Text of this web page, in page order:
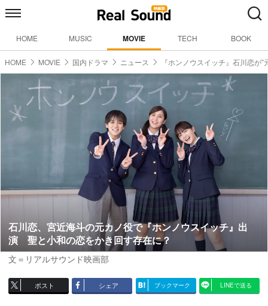
HOME MUSIC MOVIE TECH BOOK
HOME MOVIE 国内ドラマ ニュース 『ホンノウスイッチ』石川恋が”
石川恋、宮近海斗の元カノ役で『ホンノウスイッチ』出
演 聖と小和の恋をかき回す存在に？
文＝リアルサウンド映画部
ポスト シェア ブックマーク LINEで送る